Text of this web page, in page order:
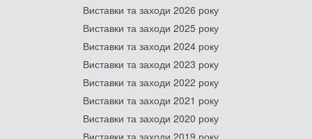
Виставки та заходи 2026 року
Виставки та заходи 2025 року
Виставки та заходи 2024 року
Виставки та заходи 2023 року
Виставки та заходи 2022 року
Виставки та заходи 2021 року
Виставки та заходи 2020 року